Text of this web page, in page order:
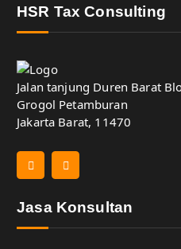
HSR Tax Consulting
Jalan tanjung Duren Barat
Grogol Petamburan
Jakarta Barat, 11470
Jasa Konsultan